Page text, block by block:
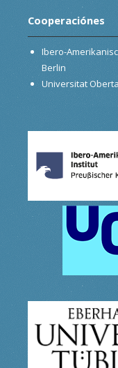
Cooperaciónes
Ibero-
Berlin
Universitat